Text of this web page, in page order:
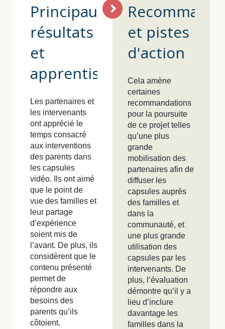
Principaux
résultats
et
apprentissages
Les partenaires et
les intervenants
ont apprécié le
temps consacré
aux interventions
des parents dans
les capsules
vidéo. Ils ont aimé
que le point de
vue des familles et
leur partage
d’expérience
soient mis de
l’avant. De plus, ils
considèrent que le
contenu présenté
permet de
répondre aux
besoins des
parents qu’ils
côtoient.
et pistes
d'action
Cela amène
certaines
recommandations
pour la poursuite
de ce projet telles
qu’une plus
grande
mobilisation des
partenaires afin de
diffuser les
capsules auprès
des familles et
dans la
communauté, et
une plus grande
utilisation des
capsules par les
intervenants. De
plus, l’évaluation
démontre qu’il y a
lieu d’inclure
davantage les
familles dans la